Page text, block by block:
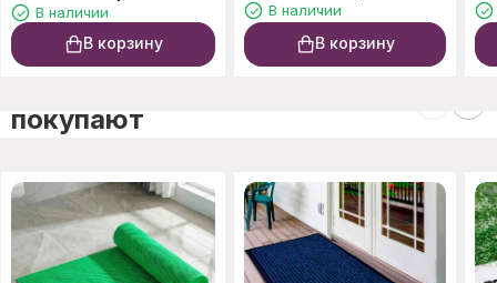
В наличии
В корзину
В наличии
В корзину
покупают